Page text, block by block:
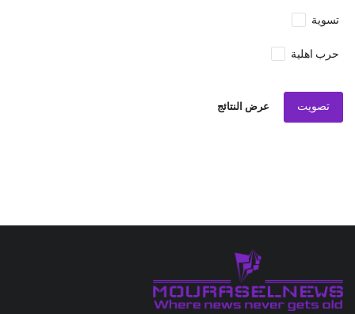
تسوية
حرب اهلية
تصويت عرض النتائج